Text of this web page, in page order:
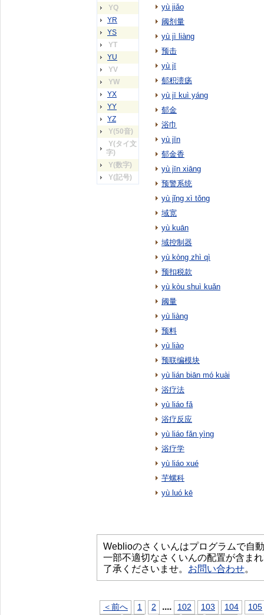
YQ
YR
YS
YT
YU
YV
YW
YX
YY
YZ
Y(50音)
Y(タイ文
字)
Y(数字)
Y(記号)
yù jiǎo
阈剂量
yù jì liàng
预击
yù jī
郁积溃疡
yù jī kuì yáng
郁金
浴巾
yù jīn
郁金香
yù jīn xiāng
预警系统
yù jǐng xì tǒng
域宽
yù kuān
域控制器
yù kòng zhì qì
预扣税款
yù kòu shuì kuǎn
阈量
yù liàng
预料
yù liào
预联编模块
yù lián biān mó kuài
浴疗法
yù liáo fǎ
浴疗反应
yù liáo fǎn yìng
浴疗学
yù liáo xué
芋螺科
yù luó kē
Weblioのさくいんはプログラムで自
一部不適切なさくいんの配置が含ま
了承くださいませ。 お問い合わせ。
＜前へ 1 2 .... 102 103 104
105